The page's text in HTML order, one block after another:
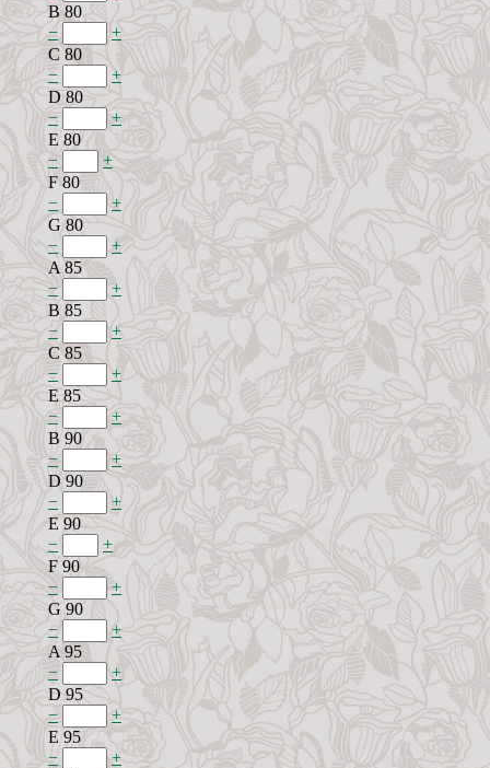
B 80
−
+
C 80
−
+
D 80
−
+
E 80
−
+
F 80
−
+
G 80
−
+
A 85
−
+
B 85
−
+
C 85
−
+
E 85
−
+
B 90
−
+
D 90
−
+
E 90
−
+
F 90
−
+
G 90
−
+
A 95
−
+
D 95
−
+
E 95
−
+